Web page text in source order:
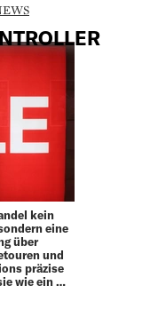
kein
eine
über
und
präzise
wie ein …